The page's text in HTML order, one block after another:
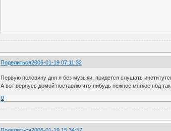
Поделиться2006-01-19 07:11:32
Первую половину дня я без музыки, придется слушать
А вот вернусь домой поставлю что-нибудь нежное мягкое под
0
Поделиться2006-01-19 15:34:57